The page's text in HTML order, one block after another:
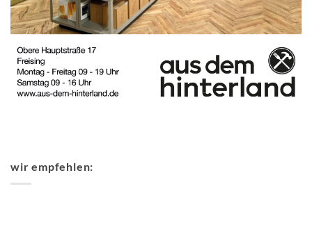
wir empfehlen: